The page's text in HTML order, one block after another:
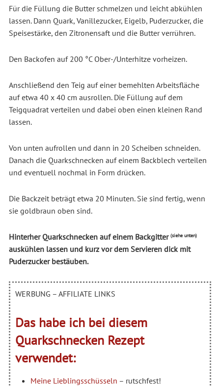
Für die Füllung die Butter schmelzen und leicht abkühlen
lassen. Dann Quark, Vanillezucker, Eigelb, Puderzucker, die
Speisestärke, den Zitronensaft und die Butter verrühren.
Den Backofen auf 200 °C Ober-/Unterhitze vorheizen.
Anschließend den Teig auf einer bemehlten Arbeitsfläche
auf etwa 40 x 40 cm ausrollen. Die Füllung auf dem
Teigquadrat verteilen und dabei oben einen kleinen Rand
lassen.
Von unten aufrollen und dann in 20 Scheiben schneiden.
Danach die Quarkschnecken auf einem Backblech verteilen
und eventuell nochmal in Form drücken.
Die Backzeit beträgt etwa 20 Minuten. Sie sind fertig, wenn
sie goldbraun oben sind.
Hinterher Quarkschnecken auf einem Backgitter (siehe unten)
auskühlen lassen und kurz vor dem Servieren dick mit
Puderzucker bestäuben.
WERBUNG – AFFILIATE LINKS
Das habe ich bei diesem
Quarkschnecken Rezept
verwendet:
Meine Lieblingsschüsseln – rutschfest!